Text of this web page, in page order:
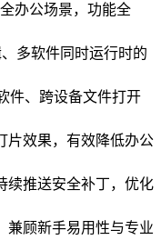
办公场景，功能全
多软件同时运行时的
件、跨设备文件打开
片效果，有效降低办公
续推送安全补丁，优化
兼顾新手易用性与专业